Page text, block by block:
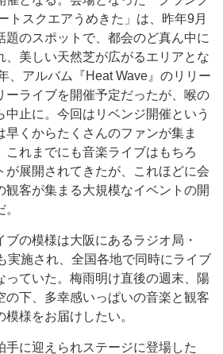
トスクエアうめきた」は、昨年9月
題のスポットで、都会のど真ん中に
、美しい天然芝が広がるエリアとな
、アルバム『Heat Wave』のリリー
ーライブを開催予定だったが、喉の
中止に。今回はリベンジ開催という
早くからたくさんのファンが集ま
これまでにも音楽ライブはもちろ
が展開されてきたが、これほどに会
観客が集まる大規模なイベントの開
の模様は大阪にあるラジオ局・
実施され、全国各地で同時にライブ
っていた。梅雨明け直後の週末、陽
の下、多幸感いっぱいの音楽と観客
様をお届けしたい。
に迎えられステージに登場した